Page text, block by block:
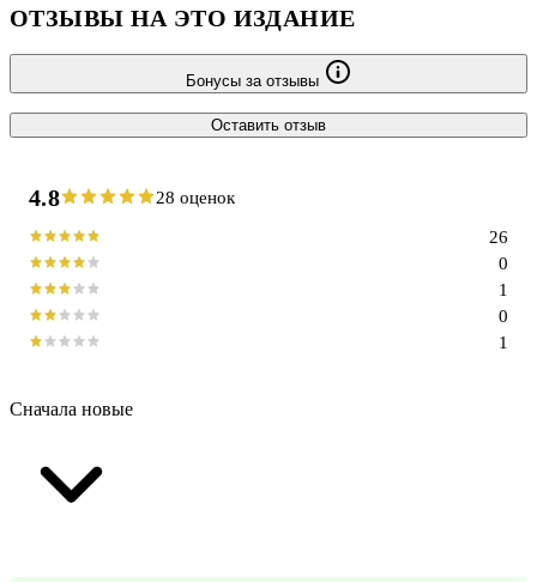
ОТЗЫВЫ НА ЭТО ИЗДАНИЕ
Бонусы за отзывы
Оставить отзыв
4.8 28 оценок
1
0
1
0
26
Сначала новые